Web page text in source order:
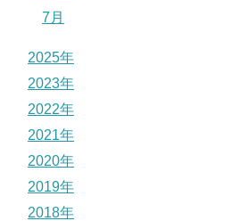
7月
2025年
2023年
2022年
2021年
2020年
2019年
2018年